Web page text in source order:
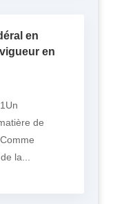
en
en
de
la...